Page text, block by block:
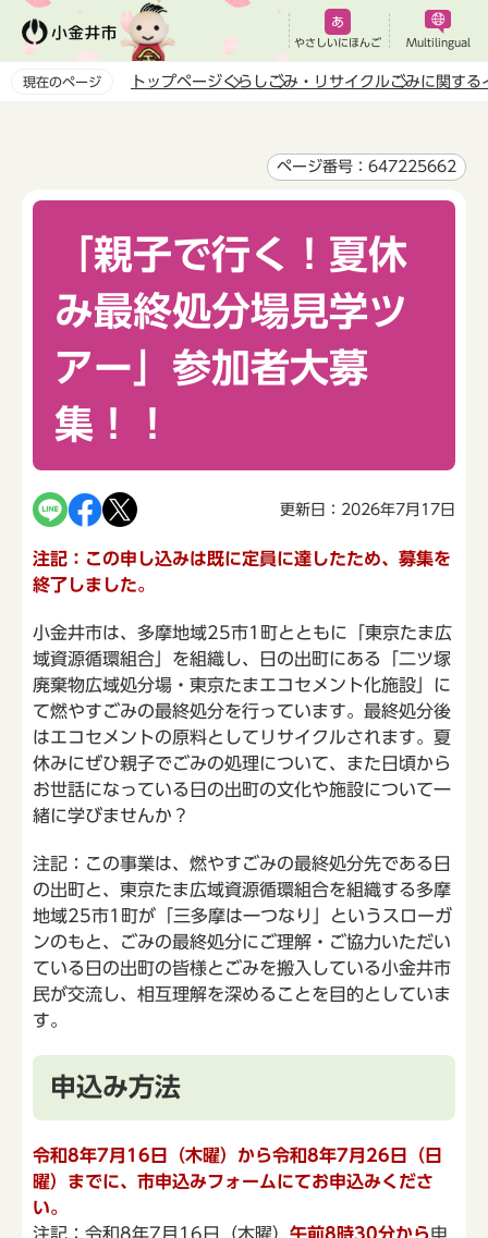
ペ
やさしいにほんご Multilingual
現在のページ トップページくらし ごみ・リサイクルごみに関する
ページ番号：647225662
「親子で行く！夏休
み最終処分場見学ツ
アー」参加者大募
集！！
更新日：2026年7月17日
注記：この申し込みは既に定員に達したため、募集を
終了しました。
小金井市は、多摩地域25市1町とともに「東京たま広
域資源循環組合」を組織し、日の出町にある「二ツ塚
廃棄物広域処分場・東京たまエコセメント化施設」に
て燃やすごみの最終処分を行っています。最終処分後
はエコセメントの原料としてリサイクルされます。夏
休みにぜひ親子でごみの処理について、また日頃から
お世話になっている日の出町の文化や施設について一
緒に学びませんか？
注記：この事業は、燃やすごみの最終処分先である日
の出町と、東京たま広域資源循環組合を組織する多摩
地域25市1町が「三多摩は一つなり」というスローガ
ンのもと、ごみの最終処分にご理解・ご協力いただい
ている日の出町の皆様とごみを搬入している小金井市
民が交流し、相互理解を深めることを目的としていま
す。
申込み方法
令和8年7月16日（木曜）から令和8年7月26日（日
曜）までに、市申込みフォームにてお申込みくださ
い。
注記：令和8年7月16日（木曜） 午前8時30分から申